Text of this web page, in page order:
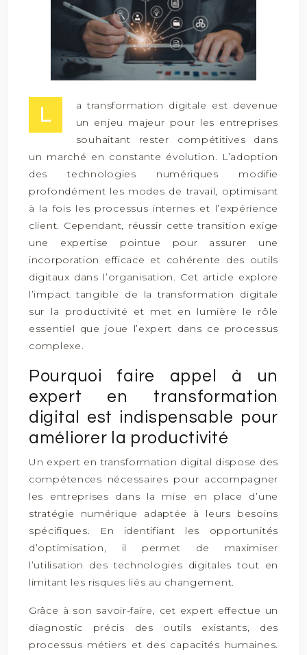
L
a transformation digitale est devenue
un enjeu majeur pour les entreprises
souhaitant rester compétitives dans
un marché en constante évolution. L’adoption
des technologies numériques modifie
profondément les modes de travail, optimisant
à la fois les processus internes et l’expérience
client. Cependant, réussir cette transition exige
une expertise pointue pour assurer une
incorporation efficace et cohérente des outils
digitaux dans l’organisation. Cet article explore
l’impact tangible de la transformation digitale
sur la productivité et met en lumière le rôle
essentiel que joue l’expert dans ce processus
complexe.
Pourquoi faire appel à un
expert en transformation
digital est indispensable pour
améliorer la productivité
Un expert en transformation digital dispose des
compétences nécessaires pour accompagner
les entreprises dans la mise en place d’une
stratégie numérique adaptée à leurs besoins
spécifiques. En identifiant les opportunités
d’optimisation, il permet de maximiser
l’utilisation des technologies digitales tout en
limitant les risques liés au changement.
Grâce à son savoir-faire, cet expert effectue un
diagnostic précis des outils existants, des
processus métiers et des capacités humaines.